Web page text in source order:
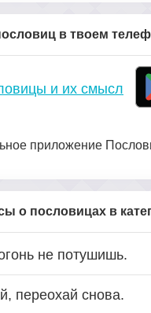
в твоем
и их смысл
приложение
о пословицах в
не потушишь.
переохай снова.